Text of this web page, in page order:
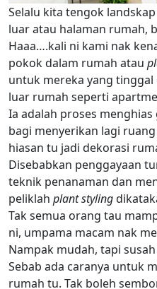
Selalu kita tengok
luar atau halaman rumah,
Haaa….kali ni kami nak
pokok dalam rumah atau
untuk mereka yang
luar rumah seperti
Ia adalah proses
bagi menyerikan lagi
hiasan tu jadi dekorasi
Disebabkan penggayaan
teknik penanaman dan
peliklah plant styling
Tak semua orang tau
ni, umpama macam nak
Nampak mudah, tapi
Sebab ada caranya untuk
rumah tu. Tak boleh